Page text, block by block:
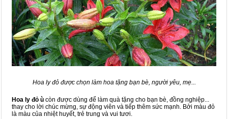
Hoa ly đỏ được chọn làm hoa tặng bạn bè, người yêu, mẹ...
Hoa ly đỏ ù còn được dùng để làm quà tặng cho bạn bè, đồng nghiệp...
thay cho lời chúc mừng, sự động viên và tiếp thêm sức mạnh. Bởi màu đỏ
là màu của nhiệt huyết, trẻ trung và vui tươi.